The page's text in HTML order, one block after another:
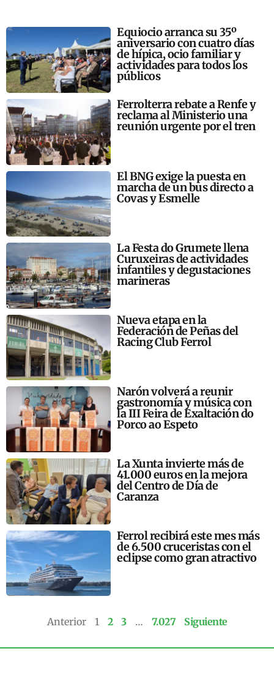
Equiocio arranca su 35º
aniversario con cuatro días
de hípica, ocio familiar y
actividades para todos los
públicos
Ferrolterra rebate a Renfe y
reclama al Ministerio una
reunión urgente por el tren
El BNG exige la puesta en
marcha de un bus directo a
Covas y Esmelle
La Festa do Grumete llena
Curuxeiras de actividades
infantiles y degustaciones
marineras
Nueva etapa en la
Federación de Peñas del
Racing Club Ferrol
Narón volverá a reunir
gastronomía y música con
la III Feira de Exaltación do
Porco ao Espeto
La Xunta invierte más de
41.000 euros en la mejora
del Centro de Día de
Caranza
Ferrol recibirá este mes más
de 6.500 cruceristas con el
eclipse como gran atractivo
Anterior 1 2 3 … 7.027 Siguiente